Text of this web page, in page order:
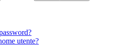
utente?